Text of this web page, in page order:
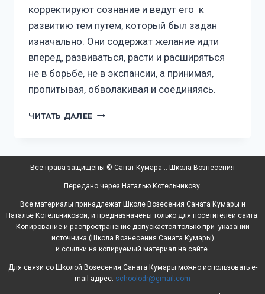
корректируют сознание и ведут его к
развитию тем путем, который был задан
изначально. Они содержат желание идти
вперед, развиваться, расти и расширяться
не в борьбе, не в экспансии, а принимая,
пропитывая, обволакивая и соединяясь.
ЧИТАТЬ ДАЛЕЕ
Все права защищены © Санат Кумара :: Школа Вознесения
Передано через Наталью Котельникову.
Все материалы принадлежат Школе Возесения Саната Кумары и
Наталье Котельниковой, и предназначены только для посетителей сайта.
Копирование и распространение допускается только при указании
источника (Школа Вознесения Саната Кумары)
и ссылки на копируемый материал на сайте.
Для связи со Школой Возесения Саната Кумары можно использовать e-
mail адрес: schoolodr@gmail.com